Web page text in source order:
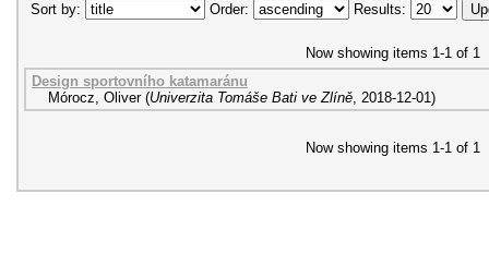
Sort by:
Order: Results:
Now showing items 1-1 of 1
Design sportovního katamaránu
Mórocz, Oliver (Univerzita Tomáše Bati ve Zlíně, 2018-12-01)
Now showing items 1-1 of 1